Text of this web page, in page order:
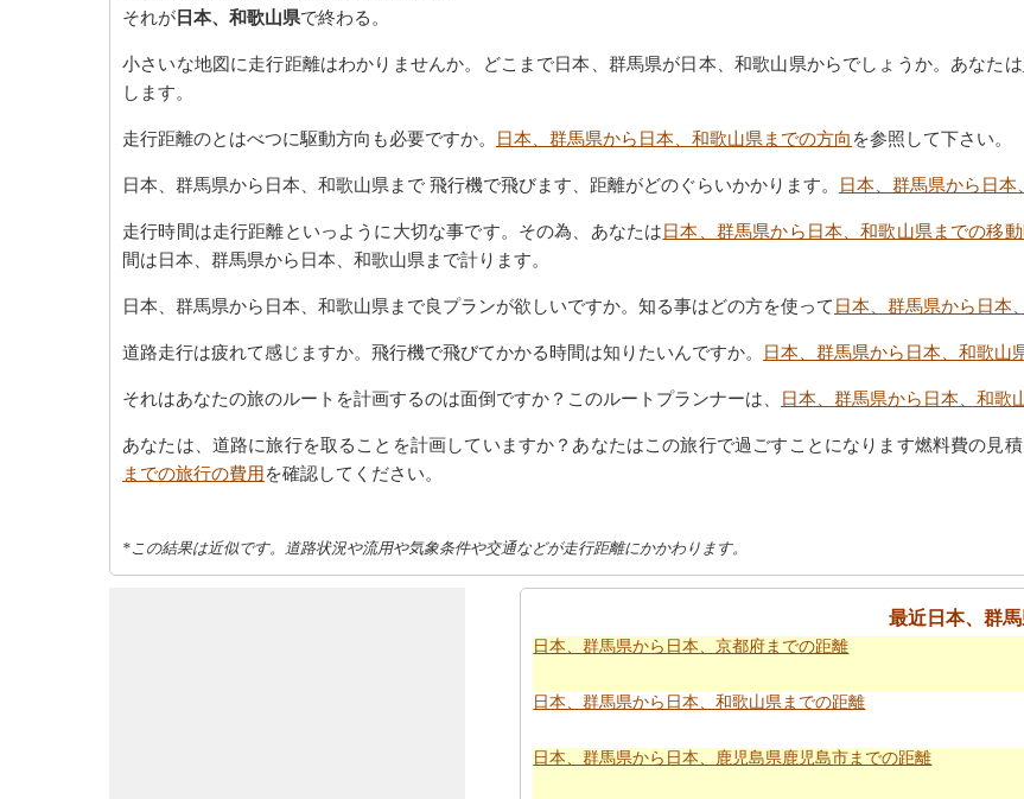
それが 日本、和歌山県で終わる。
小さいな地図に走行距離はわかりませんか。どこまで日本、群馬県が日本、和歌山県からでしょうか。あなたは
します。
走行距離のとはべつに駆動方向も必要ですか。 日本、群馬県から日本、和歌山県までの方向 を参照して下さい。
日本、群馬県から日本、和歌山県まで 飛行機で飛びます、距離がどのぐらいかかります。 日本、群馬県から日
走行時間は走行距離といっように大切な事です。その為、あなたは日本、群馬県から日本、和歌山県までの移
間は日本、群馬県から日本、和歌山県まで計ります。
日本、群馬県から日本、和歌山県まで良プランが欲しいですか。知る事はどの方を使って 日本、群馬県から日本
道路走行は疲れて感じますか。飛行機で飛びてかかる時間は知りたいんですか。 日本、群馬県から日本、和歌山
それはあなたの旅のルートを計画するのは面倒ですか？このルートプランナーは、 日本、群馬県から日本、和歌
あなたは、道路に旅行を取ることを計画していますか？あなたはこの旅行で過ごすことになります燃料費の見
までの旅行の費用を確認してください。
*この結果は近似です。道路状況や流用や気象条件や交通などが走行距離にかかわります。
最近日本、群
日本、群馬県から日本、京都府までの距離
日本、群馬県から日本、和歌山県までの距離
日本、群馬県から日本、鹿児島県鹿児島市までの距離